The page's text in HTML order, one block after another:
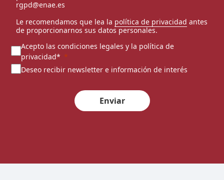
rgpd@enae.es
Le recomendamos que lea la política de privacidad antes
de proporcionarnos sus datos personales.
Acepto las condiciones legales y la política de
privacidad*
Deseo recibir newsletter e información de interés
Enviar